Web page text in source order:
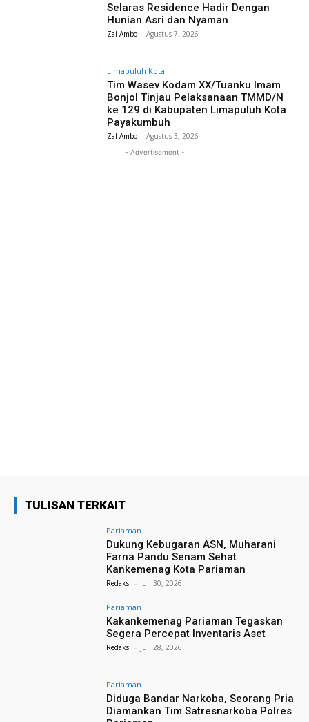
Selaras Residence Hadir Dengan
Hunian Asri dan Nyaman
Zal Ambo - Agustus 7, 2026
Limapuluh Kota
Tim Wasev Kodam XX/Tuanku Imam
Bonjol Tinjau Pelaksanaan TMMD/N
ke 129 di Kabupaten Limapuluh Kota
Payakumbuh
Zal Ambo - Agustus 3, 2026
- Advertisement -
TULISAN TERKAIT
Pariaman
Dukung Kebugaran ASN, Muharani
Farna Pandu Senam Sehat
Kankemenag Kota Pariaman
Redaksi - Juli 30, 2026
Pariaman
Kakankemenag Pariaman Tegaskan
Segera Percepat Inventaris Aset
Redaksi - Juli 28, 2026
Pariaman
Diduga Bandar Narkoba, Seorang Pria
Diamankan Tim Satresnarkoba Polres